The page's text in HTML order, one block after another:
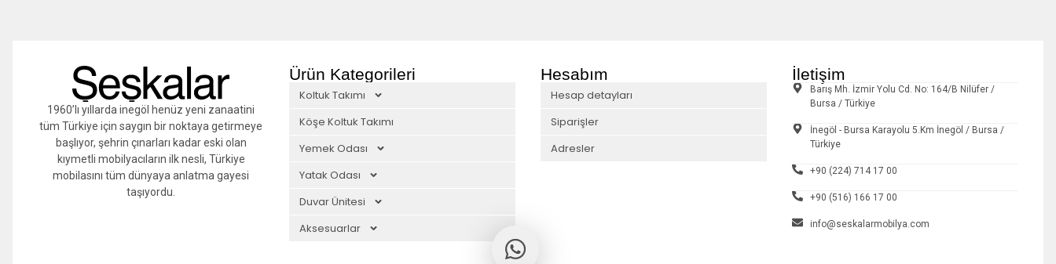
1960’lı yıllarda inegöl henüz yeni zanaatini
tüm Türkiye için saygın bir noktaya getirmeye
başlıyor, şehrin çınarları kadar eski olan
kıymetli mobilyacıların ilk nesli, Türkiye
mobilasını tüm dünyaya anlatma gayesi
taşıyordu.
Ürün Kategorileri
Koltuk Takımı
Köşe Koltuk Takımı
Yemek Odası
Yatak Odası
Duvar Ünitesi
Aksesuarlar
Hesabım
Hesap detayları
Siparişler
Adresler
İletişim
Barış Mh. İzmir Yolu Cd. No: 164/B Nilüfer /
Bursa / Türkiye
İnegöl - Bursa Karayolu 5.Km İnegöl / Bursa /
Türkiye
+90 (224) 714 17 00
+90 (516) 166 17 00
info@seskalarmobilya.com